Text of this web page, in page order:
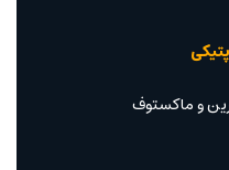
و ماکستوف